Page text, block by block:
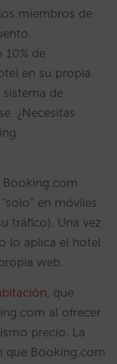
miembros de
10% de
en su propia
de
¿Necesitas
Booking.com
en móviles
tráfico). Una vez
lo aplica el hotel
web.
, que
al ofrecer
precio. La
que Booking.com